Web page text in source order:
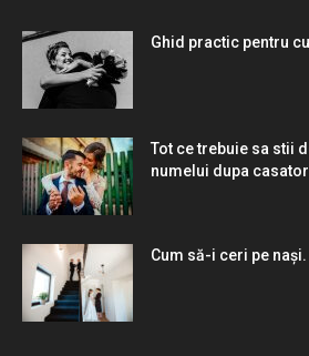
Ghid practic pentru
Tot ce trebuie sa stii
numelui dupa
Cum să-i ceri pe